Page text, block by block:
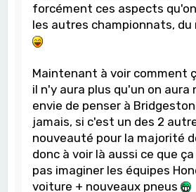
forcément ces aspects
les autres championnats, du
Maintenant à voir comment
il n'y aura plus qu'un on
envie de penser à
jamais, si c'est un des 2
nouveauté pour la majorité
donc à voir là aussi ce que
pas imaginer les équipes
voiture + nouveaux pneus